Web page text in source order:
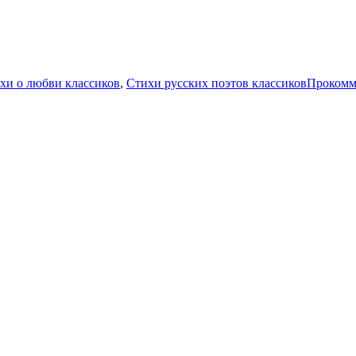
о любви классиков, Стихи русских поэтов классиков